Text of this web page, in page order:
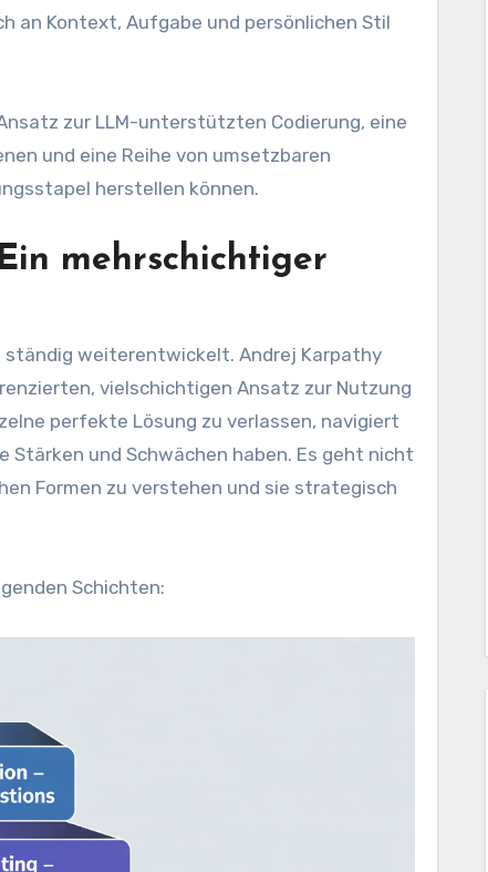
an Kontext, Aufgabe und persönlichen Stil
zur LLM-unterstützten Codierung, eine
und eine Reihe von umsetzbaren
herstellen können.
mehrschichtiger
ständig weiterentwickelt. Andrej Karpathy
vielschichtigen Ansatz zur Nutzung
perfekte Lösung zu verlassen, navigiert
Stärken und Schwächen haben. Es geht nicht
Formen zu verstehen und sie strategisch
Schichten: